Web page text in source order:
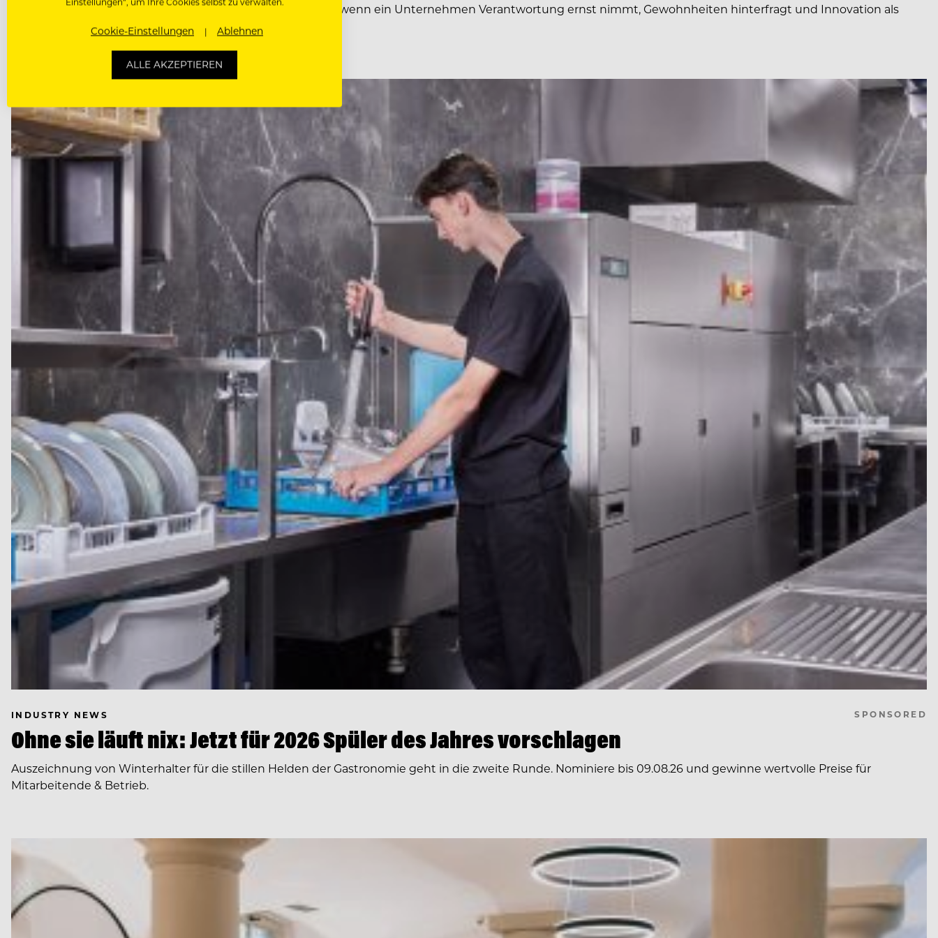
Wie Zero-Waste-Kaffeepausensnacks zeigen, was passiert, wenn ein Unternehmen Verantwortung ernst nimmt, Gewohnheiten hinterfragt und Innovation als
gelebte Kultur versteht.
INDUSTRY NEWS SPONSORED
Ohne sie läuft nix: Jetzt für 2026 Spüler des Jahres vorschlagen
Auszeichnung von Winterhalter für die stillen Helden der Gastronomie geht in die zweite Runde. Nominiere bis 09.08.26 und gewinne wertvolle Preise für
Mitarbeitende & Betrieb.
Cookie-Einstellungen Ablehnen
ALLE AKZEPTIEREN